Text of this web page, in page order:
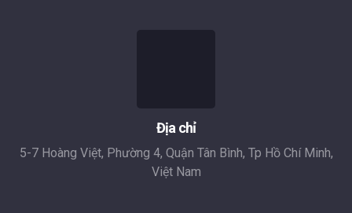
Địa chỉ
5-7 Hoàng Việt, Phường 4, Quận Tân Bình, Tp Hồ Chí Minh,
Việt Nam